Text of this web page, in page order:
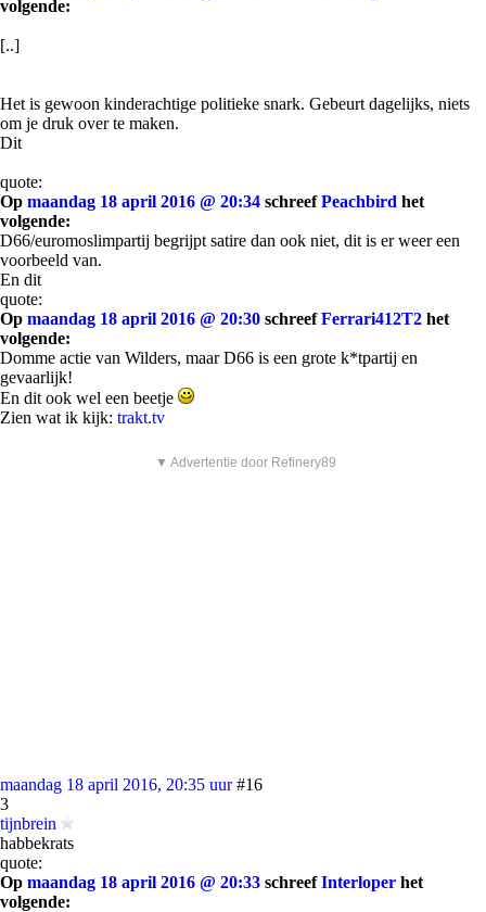
volgende:
[..]
Het is gewoon kinderachtige politieke snark. Gebeurt dagelijks, niets
om je druk over te maken.
Dit
quote:
Op maandag 18 april 2016 @ 20:34 schreefPeachbird het
volgende:
D66/euromoslimpartij begrijpt satire dan ook niet, dit is er weer een
voorbeeld van.
En dit
quote:
Op maandag 18 april 2016 @ 20:30 schreefFerrari412T2 het
volgende:
Domme actie van Wilders, maar D66 is een grote k*tpartij en
gevaarlijk!
En dit ook wel een beetje
Zien wat ik kijk: trakt.tv
▼ Advertentie door Refinery89
maandag 18 april 2016, 20:35 uur #16
3
tijnbrein
habbekrats
quote:
Op maandag 18 april 2016 @ 20:33 schreefInterloper het
volgende: